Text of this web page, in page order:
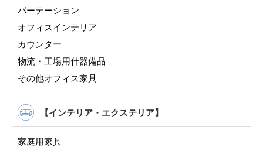
パーテーション
オフィスインテリア
カウンター
物流・工場用什器備品
その他オフィス家具
【インテリア・エクステリア】
家庭用家具